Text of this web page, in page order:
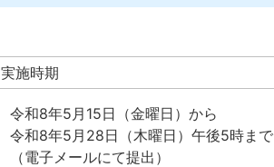
実施時期
令和8年5月15日（金曜日）から
令和8年5月28日（木曜日）午後5時まで
（電子メールにて提出）